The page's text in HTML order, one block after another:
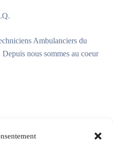
Ambulanciers du
nous sommes au coeur
d’uniforme